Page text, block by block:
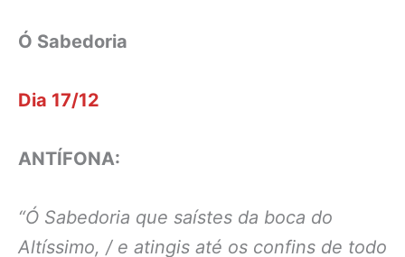
Ó Sabedoria
Dia 17/12
ANTÍFONA:
“Ó Sabedoria que saístes da boca do
Altíssimo, / e atingis até os confins de todo